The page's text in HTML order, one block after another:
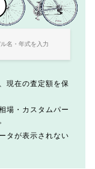
現在の査定額を保
場・カスタムパー
タが表示されない